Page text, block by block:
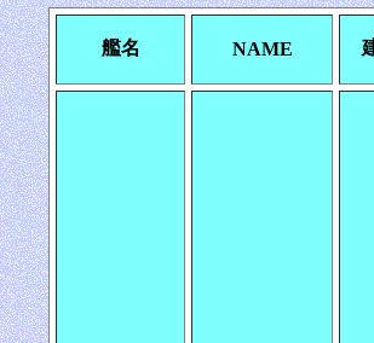
艦名 NAME